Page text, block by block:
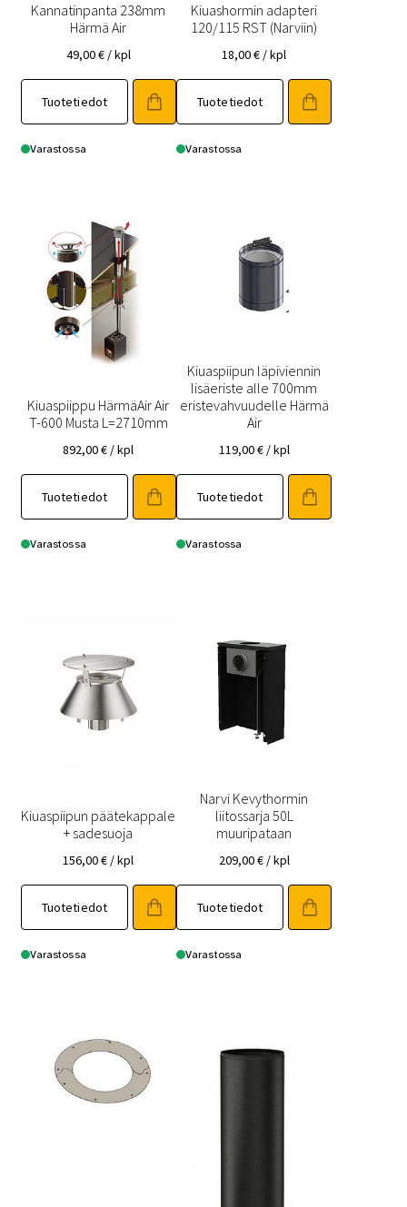
Kannatinpanta 238mm
Härmä Air
49,00€ / kpl
Tuotetiedot
Varastossa
Kiuashormin adapteri
120/115 RST (Narviin)
18,00€ / kpl
Tuotetiedot
Varastossa
Kiuaspiippu HärmäAir Air
T-600 Musta L=2710mm
892,00€ / kpl
Tuotetiedot
Varastossa
Kiuaspiipun läpiviennin
lisäeriste alle 700mm
eristevahvuudelle Härmä
Air
119,00€ / kpl
Tuotetiedot
Varastossa
Kiuaspiipun päätekappale
+ sadesuoja
156,00€ / kpl
Tuotetiedot
Varastossa
Narvi Kevythormin
liitossarja 50L
muuripataan
209,00€ / kpl
Tuotetiedot
Varastossa